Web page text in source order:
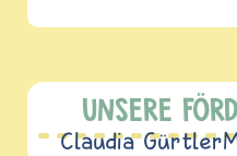
UNSERE
Claudia Gürtler